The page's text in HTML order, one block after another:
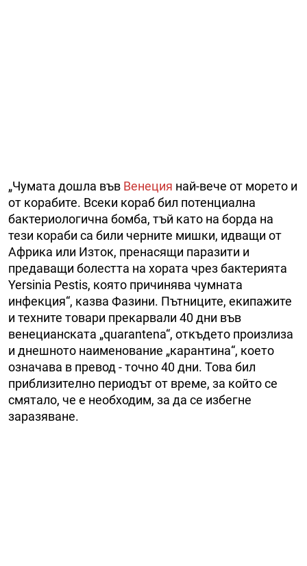
„Чумата дошла във Венеция най-вече от морето и
от корабите. Всеки кораб бил потенциална
бактериологична бомба, тъй като на борда на
тези кораби са били черните мишки, идващи от
Африка или Изток, пренасящи паразити и
предаващи болестта на хората чрез бактерията
Yersinia Pestis, която причинява чумната
инфекция“, казва Фазини. Пътниците, екипажите
и техните товари прекарвали 40 дни във
венецианската „quarantena“, откъдето произлиза
и днешното наименование „карантина“, което
означава в превод - точно 40 дни. Това бил
приблизително периодът от време, за който се
смятало, че е необходим, за да се избегне
заразяване.